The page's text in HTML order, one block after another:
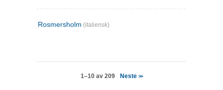
Rosmersholm (italiensk)
1–10 av 209 Neste >>